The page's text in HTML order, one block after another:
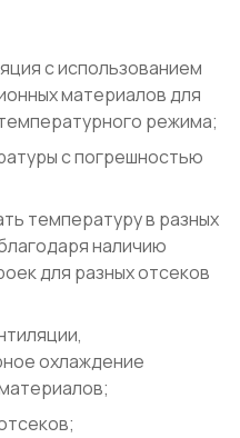
с использованием
материалов для
режима;
с погрешностью
температуру в разных
наличию
для разных отсеков
охлаждение